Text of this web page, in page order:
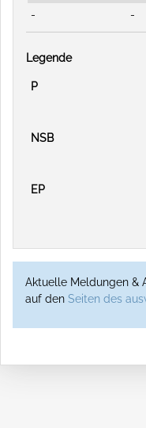
- -
Legende
P
NSB
EP
Aktuelle Meldungen &
auf den Seiten des